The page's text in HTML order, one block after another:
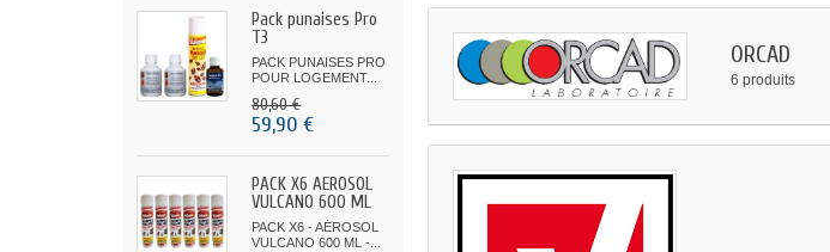
Pack punaises Pro
T3
PACK PUNAISES PRO
POUR LOGEMENT...
80,60 €
59,90 €
PACK X6 AÉROSOL
VULCANO 600 ML
-...
PACK X6 - AÉROSOL
VULCANO 600 ML -...
ORCAD
6 produits